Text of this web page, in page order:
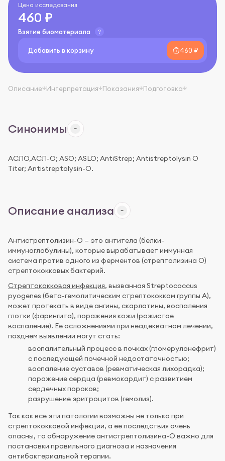
Цена исследования
460 ₽
Взятие биоматериала
Добавить в корзину 460 ₽
Описание Интерпретация Показания Подготовка
Синонимы
АСЛО,АСЛ-О; ASO; ASLO; AntiStrep; Antistreptolysin O
Titer; Antistreptolysin-O.
Описание анализа
Антистрептолизин-О — это антитела (белки-
иммуноглобулины), которые вырабатывает иммунная
система против одного из ферментов (стрептолизина О)
стрептококковых бактерий.
Стрептококковая инфекция, вызванная Streptococcus
pyogenes (бета-гемолитическим стрептококком группы А),
может протекать в виде ангины, скарлатины, воспаления
глотки (фарингита), поражения кожи (рожистое
воспаление). Ее осложнениями при неадекватном лечении,
позднем выявлении могут стать:
воспалительный процесс в почках (гломерулонефрит)
с последующей почечной недостаточностью;
воспаление суставов (ревматическая лихорадка);
поражение сердца (ревмокардит) с развитием
сердечных пороков;
разрушение эритроцитов (гемолиз).
Так как все эти патологии возможны не только при
стрептококковой инфекции, а ее последствия очень
опасны, то обнаружение антистрептолизина-О важно для
постановки правильного диагноза и назначения
антибактериальной терапии.